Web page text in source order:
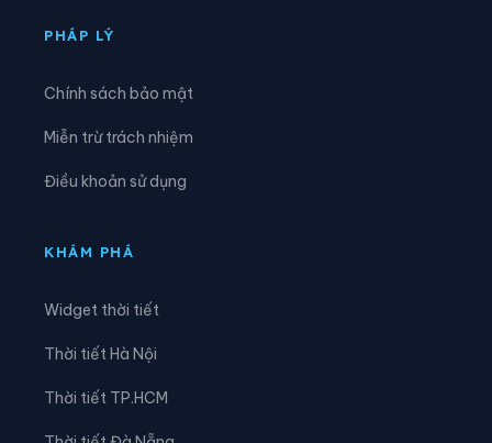
Xã Giang Thành
Xã Khánh Bình
PHÁP LÝ
Chính sách bảo mật
Miễn trừ trách nhiệm
Điều khoản sử dụng
KHÁM PHÁ
Widget thời tiết
Thời tiết Hà Nội
Thời tiết TP.HCM